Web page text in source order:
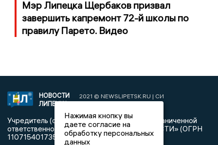
Мэр Липецка Щербаков призвал
завершить капремонт 72-й школы по
правилу Парето. Видео
НОВОСТИ
ЛИПЕЦКА
2021 © NEWSLIPETSK.RU | СИ
Учредитель (соучредители): Общество с ограниченной
ответственностью «РЕГИОНАЛЬНЫЕ НОВОСТИ» (ОГРН
1107154017354)
Нажимая кнопку вы
даете согласие на
обработку персональных
данных